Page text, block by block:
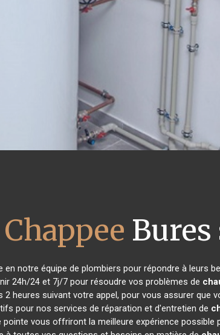
Bures
notre équipe de plombiers pour répondre à leurs
24h/24 et 7j/7 pour résoudre vos problèmes de
heures suivant votre appel, pour vous assurer que
pour nos services de réparation et d'entretien de
vous offriront la meilleure expérience possible